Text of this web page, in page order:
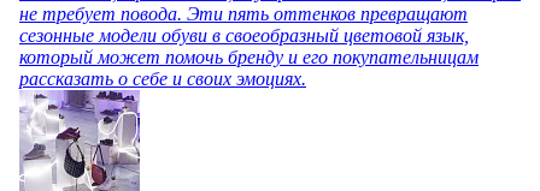
не требует повода. Эти пять оттенков превращают
сезонные модели обуви в своеобразный цветовой язык,
который может помочь бренду и его покупательницам
рассказать о себе и своих эмоциях.